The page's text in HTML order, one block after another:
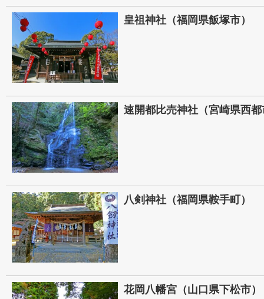
皇祖神社（福岡県飯塚市）
速開都比売神社（宮崎県西
八剣神社（福岡県鞍手町）
花岡八幡宮（山口県下松市）